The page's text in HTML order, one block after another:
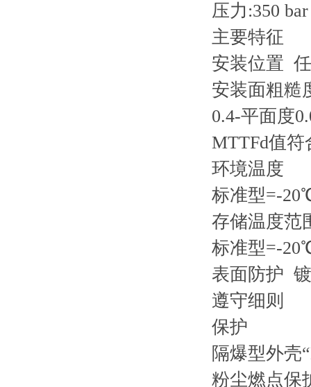
压力:350 bar
主要特征
安装位置
安装面粗糙
0.4-平面度
MTTFd值符
环境温度
标准型=-
存储温度范
标准型=-
表面防护
遵守细则
保护
隔爆型外壳
粉尘燃点保